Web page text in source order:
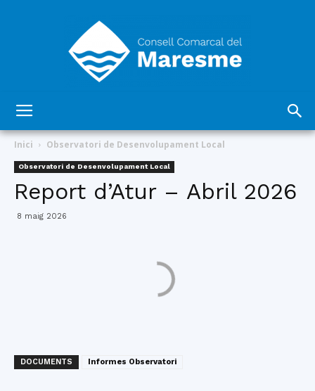
Comarcal
Inici Observatori de Desenvolupament Local
Observatori de Desenvolupament Local
Report d’Atur – Abril 2026
8 maig 2026
DOCUMENTS Informes Observatori